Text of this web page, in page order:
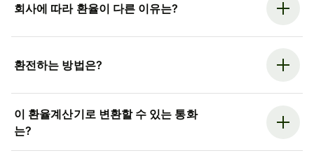
회사에 따라 환율이 다른 이유는?
환전하는 방법은?
이 환율계산기로 변환할 수 있는 통화
는?